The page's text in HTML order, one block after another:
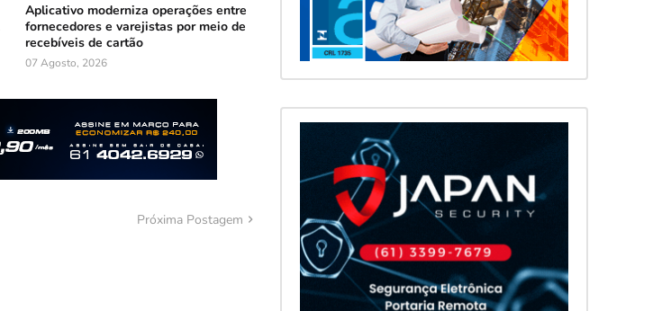
Aplicativo moderniza operações entre
fornecedores e varejistas por meio de
recebíveis de cartão
07 Agosto, 2026
Próxima Postagem